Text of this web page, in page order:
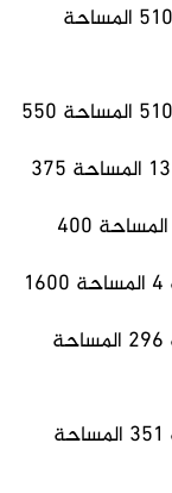
الخرطوم بحرى كـافورى المربع 4 القطعه 510 المساحة
الخرطوم بحرى كـافورى المربع 11 القطعه 296 المساحة
الخرطوم بحرى كـافورى المربع 11 القطعه 351 المساحة